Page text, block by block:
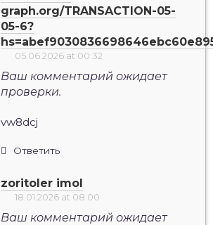
graph.org/TRANSACTION-05-
05-6?
05.06.2026 at 00:32
Ваш комментарий ожидает
проверки.
vw8dcj
Ответить
zoritoler imol
18.01.2026 at 08:00
Ваш комментарий ожидает